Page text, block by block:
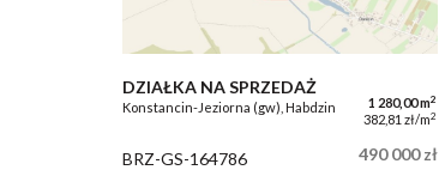
DZIAŁKA NA SPRZEDAŻ
Konstancin-Jeziorna (gw), Habdzin 1 280,00 m2
382,81 zł/m2
BRZ-GS-164786 490 000 zł